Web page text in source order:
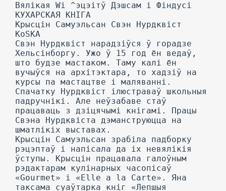
Вялікая Wi ^эцэітў Дэшсам і Фіндусі
КУХАРСКАЯ КНІГА
Крысцін Самуэльсан Свэн Нурдквіст
KoSKA
Свэн Нурдквіст нарадзіўся ў горадзе
Хельсінборгу. Ужо ў 15 год ён ведаў,
што будзе мастаком. Таму калі ён
вучыўся на архітэктара, то хадзіў на
курсы па мастацтве і маляванні.
Спачатку Нурдквіст ілюстраваў школьныя
падручнікі. Але неўзабаве стаў
працаваць з дзіцячымі кнігамі. Працы
Свэна Нурдквіста дэманструюцца на
шматлікіх выставах.
Крысцін Самуэльсан зрабіла падборку
рэцэптаў і напісала да іх невялікія
ўступы. Крысцін працавала галоўным
рэдактарам кулінарных часопісаў
«Gourmet» і «Elle a la Carte». Яна
таксама суаўтарка кніг «Лепшыя